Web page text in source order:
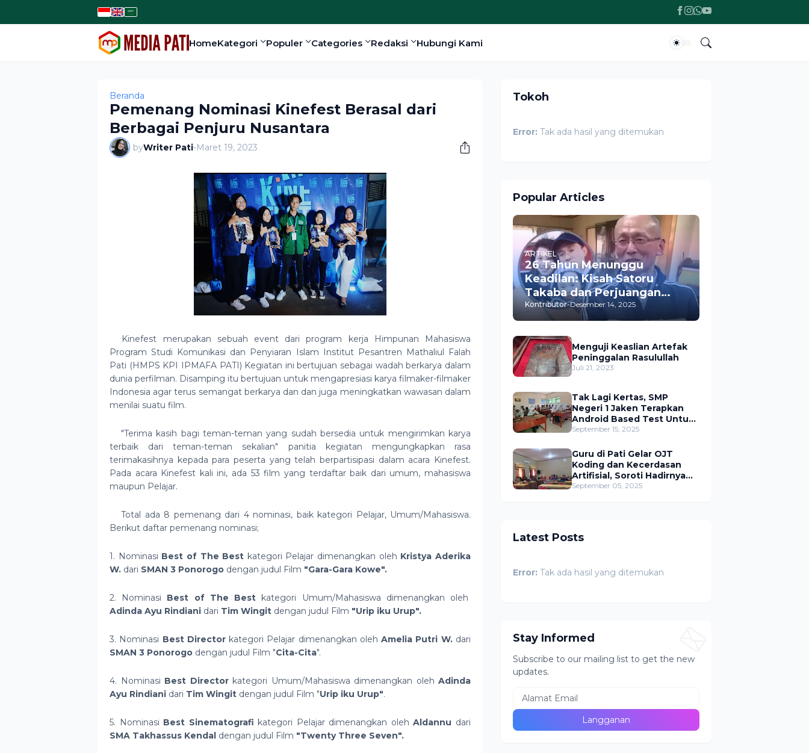
HomeKategori Populer Categories Redaksi Hubungi Kami
Beranda
Pemenang Nominasi Kinefest Berasal dari
Berbagai Penjuru Nusantara
byWriter Pati-Maret 19, 2023
Kinefest merupakan sebuah event dari program kerja Himpunan Mahasiswa
Program Studi Komunikasi dan Penyiaran Islam Institut Pesantren Mathaliul Falah
Pati (HMPS KPI IPMAFA PATI) Kegiatan ini bertujuan sebagai wadah berkarya dalam
dunia perfilman. Disamping itu bertujuan untuk mengapresiasi karya filmaker-filmaker
Indonesia agar terus semangat berkarya dan dan juga meningkatkan wawasan dalam
menilai suatu film.
"Terima kasih bagi teman-teman yang sudah bersedia untuk mengirimkan karya
terbaik dari teman-teman sekalian" panitia kegiatan mengungkapkan rasa
terimakasihnya kepada para peserta yang telah berpartisipasi dalam acara Kinefest.
Pada acara Kinefest kali ini, ada 53 film yang terdaftar baik dari umum, mahasiswa
maupun Pelajar.
Total ada 8 pemenang dari 4 nominasi, baik kategori Pelajar, Umum/Mahasiswa.
Berikut daftar pemenang nominasi;
1. Nominasi Best of The Best kategori Pelajar dimenangkan oleh Kristya Aderika
W. dari SMAN 3 Ponorogo dengan judul Film "Gara-Gara Kowe".
2. Nominasi Best of The Best kategori Umum/Mahasiswa dimenangkan oleh
Adinda Ayu Rindiani dari Tim Wingit dengan judul Film "Urip iku Urup".
3. Nominasi Best Directorkategori Pelajar dimenangkan olehAmelia Putri W.dari
SMAN 3 Ponorogo dengan judul Film "Cita-Cita".
4. Nominasi Best Directorkategori Umum/Mahasiswa dimenangkan oleh Adinda
Ayu Rindiani dari Tim Wingit dengan judul Film "Urip iku Urup".
5. Nominasi Best Sinematografi kategori Pelajar dimenangkan olehAldannu dari
SMA Takhassus Kendal dengan judul Film "Twenty Three Seven".
Tokoh
Error: Tak ada hasil yang ditemukan
Popular Articles
ARTIKEL
26 Tahun Menunggu
Keadilan: Kisah Satoru
Takaba dan Perjuangan
Mengungkap Pembunuhan
Istrinya
Kontributor-Desember 14, 2025
Menguji Keaslian Artefak
Peninggalan Rasulullah
Juli 21, 2023
Tak Lagi Kertas, SMP
Negeri 1 Jaken Terapkan
Android Based Test Untuk
Ujian
September 15, 2025
Guru di Pati Gelar OJT
Koding dan Kecerdasan
Artifisial, Soroti Hadirnya
Peran Pemerintah
September 05, 2025
Latest Posts
Error: Tak ada hasil yang ditemukan
Stay Informed
Subscribe to our mailing list to get the new
updates.